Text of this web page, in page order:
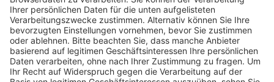
Artikel-ID: 4011 0
Stones in Style Schmuckset Silber
gelbvergoldet